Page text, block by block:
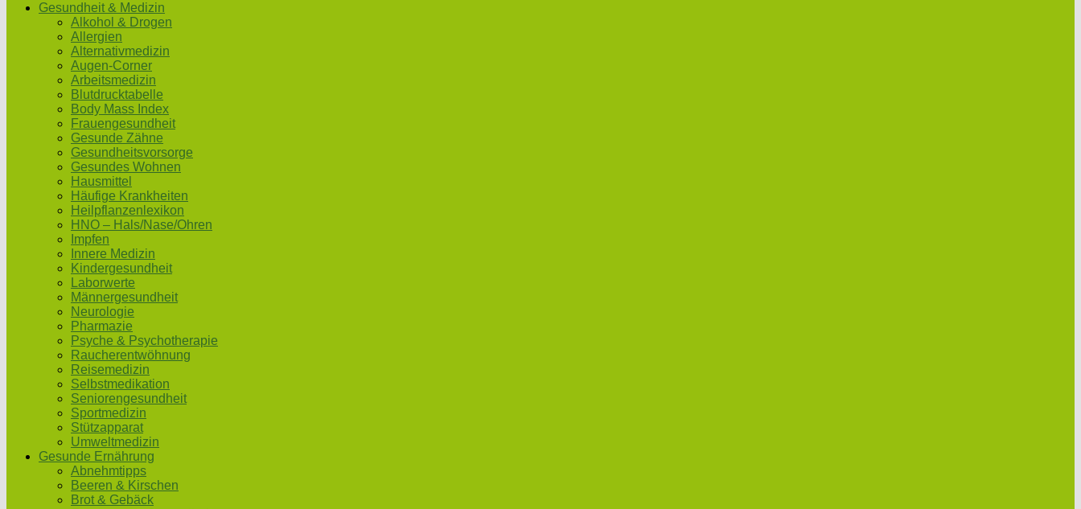
Gesundheit & Medizin
Alkohol & Drogen
Allergien
Alternativmedizin
Augen-Corner
Arbeitsmedizin
Blutdrucktabelle
Body Mass Index
Frauengesundheit
Gesunde Zähne
Gesundheitsvorsorge
Gesundes Wohnen
Hausmittel
Häufige Krankheiten
Heilpflanzenlexikon
HNO – Hals/Nase/Ohren
Impfen
Innere Medizin
Kindergesundheit
Laborwerte
Männergesundheit
Neurologie
Pharmazie
Psyche & Psychotherapie
Raucherentwöhnung
Reisemedizin
Selbstmedikation
Seniorengesundheit
Sportmedizin
Stützapparat
Umweltmedizin
Gesunde Ernährung
Abnehmtipps
Beeren & Kirschen
Brot & Gebäck